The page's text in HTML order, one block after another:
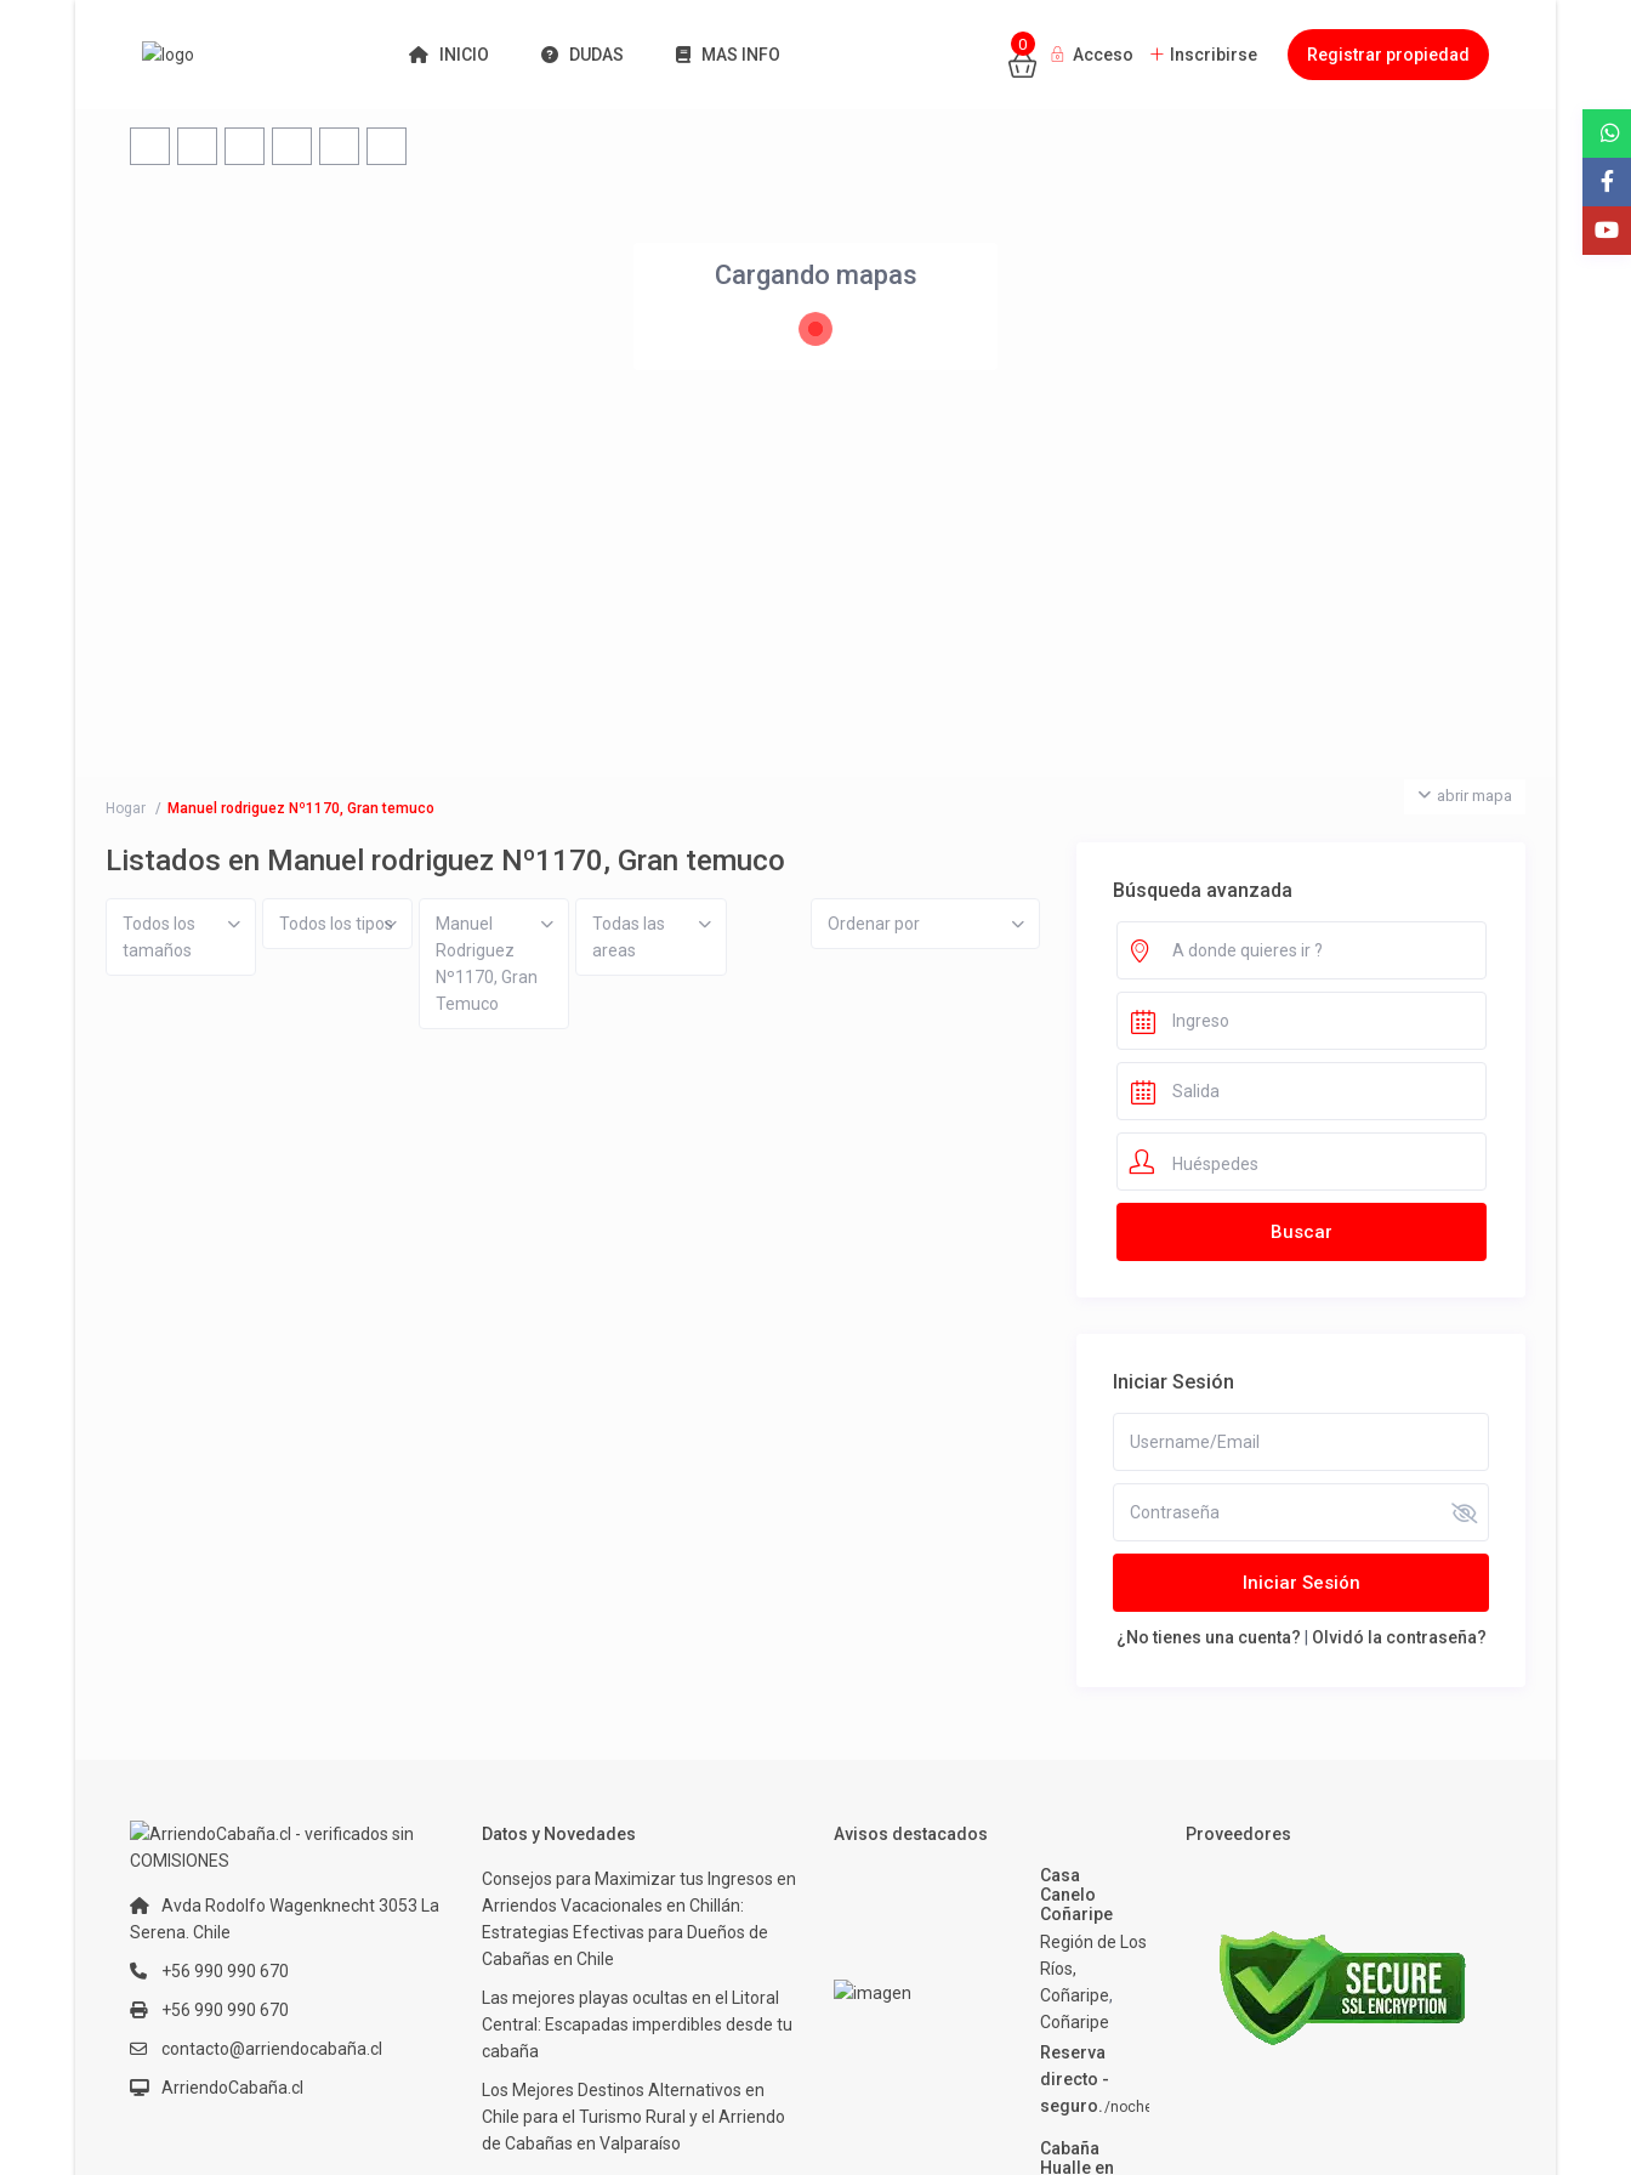
INICIO DUDAS MAS INFO
0
Acceso Inscribirse Registrar propiedad
Cargando mapas
abrir mapa
Hogar Manuel rodriguez Nº1170, Gran temuco
Listados en Manuel rodriguez Nº1170, Gran temuco
Todos los
tamaños
Todos los tipos
Manuel
Rodriguez
Nº1170, Gran
Temuco
Todas las
areas
Ordenar por
Búsqueda avanzada
Huéspedes
Iniciar Sesión
Iniciar Sesión
¿No tienes una cuenta? Olvidó la contraseña?
Avda Rodolfo Wagenknecht 3053 La
Serena. Chile
+56 990 990 670
+56 990 990 670
contacto@arriendocabaña.cl
ArriendoCabaña.cl
Datos y Novedades
Consejos para Maximizar tus Ingresos en
Arriendos Vacacionales en Chillán:
Estrategias Efectivas para Dueños de
Cabañas en Chile
Las mejores playas ocultas en el Litoral
Central: Escapadas imperdibles desde tu
cabaña
Los Mejores Destinos Alternativos en
Chile para el Turismo Rural y el Arriendo
de Cabañas en Valparaíso
Avisos destacados
Casa
Canelo
Coñaripe
Región de Los
Ríos,
Coñaripe,
Coñaripe
Reserva
directo -
seguro./noche
Cabaña
Hualle en
Proveedores